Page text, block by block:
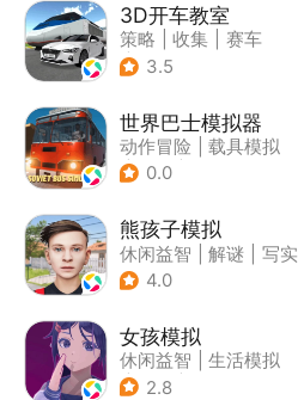
3D开车教室
策略 收集
赛车
| 写实
3.5
世界巴士模拟器
动作冒险
载具模拟
| 汽车
0.0
熊孩子模拟
休闲益智 解谜
写实
4.0
女孩模拟
休闲益智
生活模拟
| 校园
2.8